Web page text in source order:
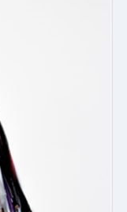
いる事で、最適な引
、伝播速度試験、